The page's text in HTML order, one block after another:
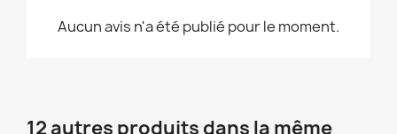
Aucun avis n'a été publié pour le moment.
12 autres produits dans la même